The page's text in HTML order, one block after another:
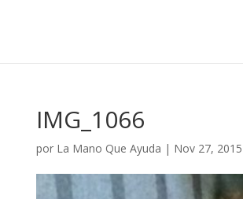
IMG_1066
por La Mano Que Ayuda | Nov 27, 2015